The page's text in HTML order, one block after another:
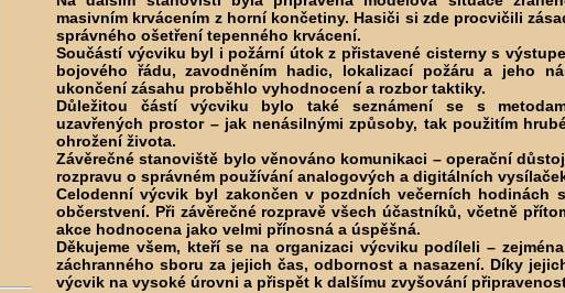
masivním krvácením z horní končetiny. Hasiči si zde procvičili
správného ošetření tepenného krvácení.
Součástí výcviku byl i požární útok z přistavené cisterny s
bojového řádu, zavodněním hadic, lokalizací požáru a jeho
ukončení zásahu proběhlo vyhodnocení a rozbor taktiky.
Důležitou částí výcviku bylo také seznámení se s
uzavřených prostor – jak nenásilnými způsoby, tak použitím
ohrožení života.
Závěrečné stanoviště bylo věnováno komunikaci – operační
rozpravu o správném používání analogových a digitálních
Celodenní výcvik byl zakončen v pozdních večerních hodinách
občerstvení. Při závěrečné rozpravě všech účastníků, včetně
akce hodnocena jako velmi přínosná a úspěšná.
Děkujeme všem, kteří se na organizaci výcviku podíleli –
záchranného sboru za jejich čas, odbornost a nasazení. Díky
výcvik na vysoké úrovni a přispět k dalšímu zvyšování